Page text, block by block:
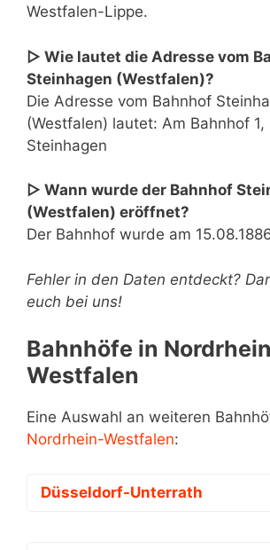
Westfalen-Lippe.
▷ Wie lautet die Adresse vom
Steinhagen (Westfalen)?
Die Adresse vom Bahnhof
(Westfalen) lautet: Am Bahnhof
Steinhagen
▷ Wann wurde der Bahnhof
(Westfalen) eröffnet?
Der Bahnhof wurde am
Fehler in den Daten entdeckt?
euch bei uns!
Bahnhöfe in
Westfalen
Eine Auswahl an weiteren
Nordrhein-Westfalen:
Düsseldorf-Unterrath